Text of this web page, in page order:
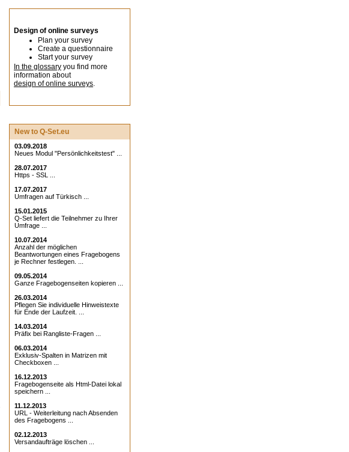
Design of online surveys
Plan your survey
Create a questionnaire
Start your survey
In the glossary you find more
information about
design of online surveys.
New to Q-Set.eu
03.09.2018
Neues Modul "Persönlichkeitstest" ...
28.07.2017
Https - SSL ...
17.07.2017
Umfragen auf Türkisch ...
15.01.2015
Q-Set liefert die Teilnehmer zu Ihrer
Umfrage ...
10.07.2014
Anzahl der möglichen
Beantwortungen eines Fragebogens
je Rechner festlegen. ...
09.05.2014
Ganze Fragebogenseiten kopieren ...
26.03.2014
Pflegen Sie individuelle Hinweistexte
für Ende der Laufzeit. ...
14.03.2014
Präfix bei Rangliste-Fragen ...
06.03.2014
Exklusiv-Spalten in Matrizen mit
Checkboxen ...
16.12.2013
Fragebogenseite als Html-Datei lokal
speichern ...
11.12.2013
URL - Weiterleitung nach Absenden
des Fragebogens ...
02.12.2013
Versandaufträge löschen ...